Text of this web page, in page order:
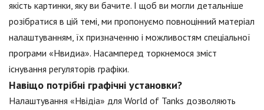
якість картинки, яку ви бачите. І щоб ви могли детальніше
розібратися в цій темі, ми пропонуємо повноцінний матеріал
налаштуванням, їх призначенню і можливостям спеціальної
програми «Нвидиа». Насамперед торкнемося зміст
існування регуляторів графіки.
Навіщо потрібні графічні установки?
Налаштування «Нвідіа» для World of Tanks дозволяють